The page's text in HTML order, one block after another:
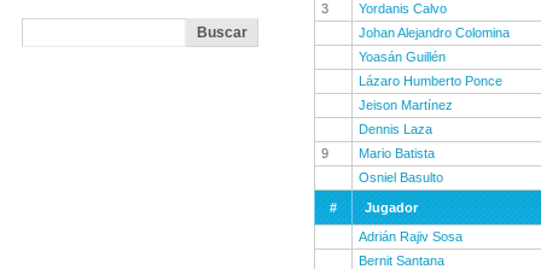
3
Yordanis Calvo
Johan Alejandro Colomina
Yoasán Guillén
Lázaro Humberto Ponce
Jeison Martínez
Dennis Laza
9
Mario Batista
Osniel Basulto
#
Jugador
Adrián Rajiv Sosa
Bernit Santana